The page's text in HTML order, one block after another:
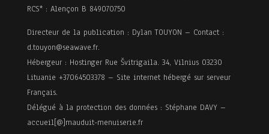
Menuiserie
intérieure
Sur
mesure
RCS* : Alençon B 849070750
Directeur de la publication : Dylan TOUYON – Contact :
d.touyon@seawave.fr.
Hébergeur : Hostinger Rue Švitrigaila. 34, Vilnius 03230
Lituanie +37064503378 – Site internet hébergé sur serveur
Français.
Délégué à la protection des données : Stéphane DAVY –
accueil[@]mauduit-menuiserie.fr